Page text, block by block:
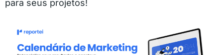
para seus projetos!